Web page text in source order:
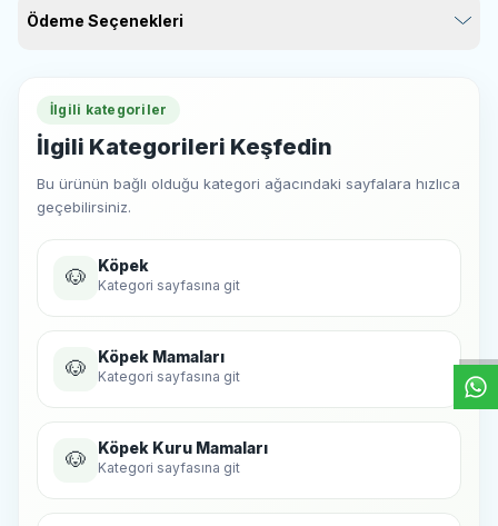
Prebiyotik mannan oligosakkaritler
Pisilyum
Analitik Bileşenler
Ham Kül %8
Ham Selüloz (Lif) %2,5
Omega 6 %3,5
Omega 3 %0,7
Ödeme Seçenekleri
İlgili kategoriler
İlgili Kategorileri Keşfedin
Bu ürünün bağlı olduğu kategori ağacındaki sayfalara hızlıca
geçebilirsiniz.
🐶 Köpek
Kategori sayfasına git
🐶 Köpek Mamaları
Kategori sayfasına git
🐶 Köpek Kuru Mamaları
Kategori sayfasına git